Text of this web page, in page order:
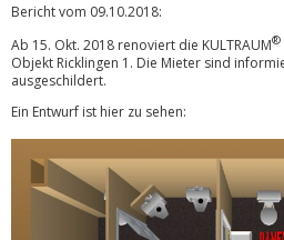
Bericht vom 09.10.2018:
Ab 15. Okt. 2018 renoviert die KULTRAUM®
Objekt Ricklingen 1. Die Mieter sind
ausgeschildert.
Ein Entwurf ist hier zu sehen: